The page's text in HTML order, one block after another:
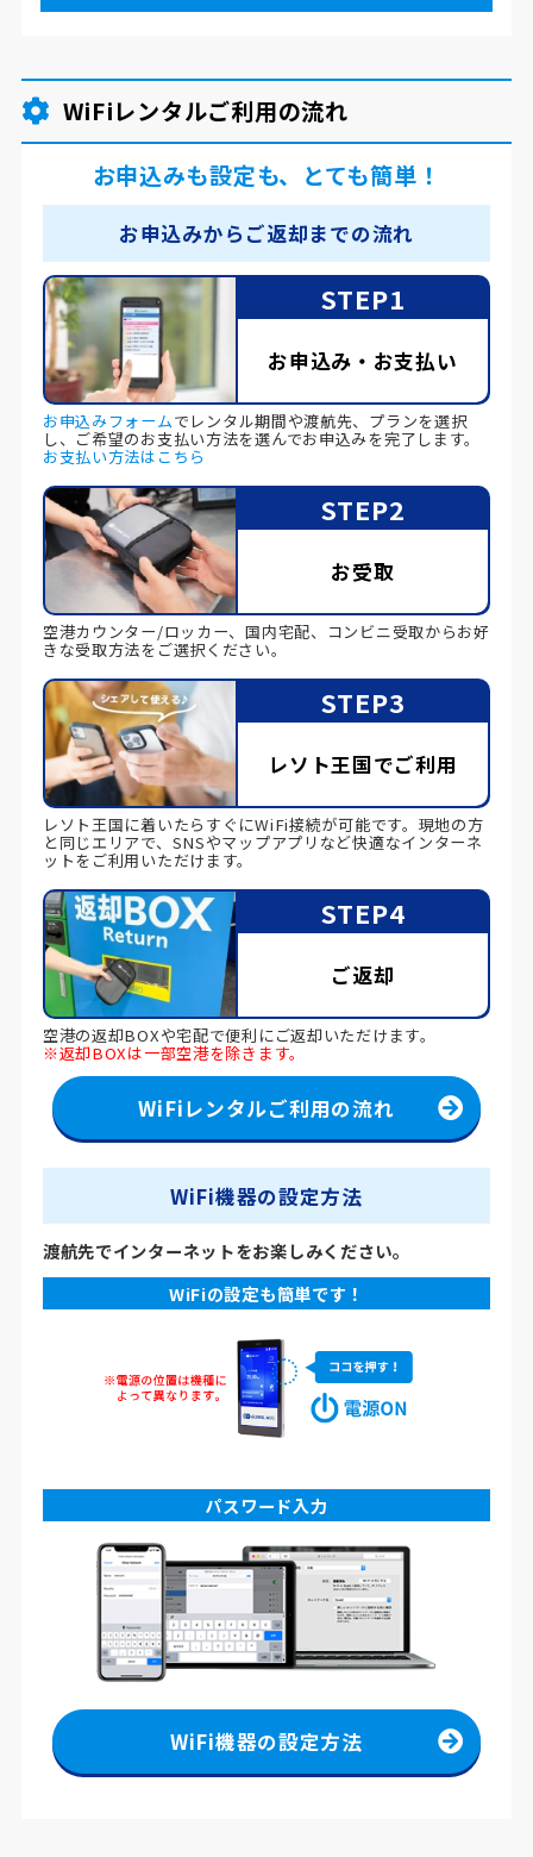
WiFiレンタルご利用の流れ
お申込みも設定も、とても簡単！
お申込みからご返却までの流れ
STEP1
お申込み・お支払い
お申込みフォームでレンタル期間や渡航先、プランを選択
し、ご希望のお支払い方法を選んでお申込みを完了します。
お支払い方法はこちら
STEP2
お受取
空港カウンター/ロッカー、国内宅配、コンビニ受取からお好
きな受取方法をご選択ください。
STEP3
レソト王国でご利用
レソト王国に着いたらすぐにWiFi接続が可能です。現地の方
と同じエリアで、SNSやマップアプリなど快適なインターネ
ットをご利用いただけます。
STEP4
ご返却
空港の返却BOXや宅配で便利にご返却いただけます。
※返却BOXは一部空港を除きます。
WiFiレンタルご利用の流れ
WiFi機器の設定方法
渡航先でインターネットをお楽しみください。
WiFiの設定も簡単です！
パスワード入力
WiFi機器の設定方法